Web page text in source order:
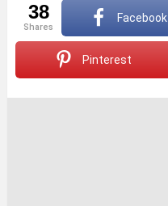
38
shares
Facebook
Pinterest